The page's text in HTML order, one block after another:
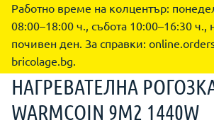
Работно време на колцентър:
08:00–18:00 ч., събота 10:00–16:30 ч.,
почивен ден. За справки:
bricolage.bg.
НАГРЕВАТЕЛНА
WARMCOIN 9M2 1440W